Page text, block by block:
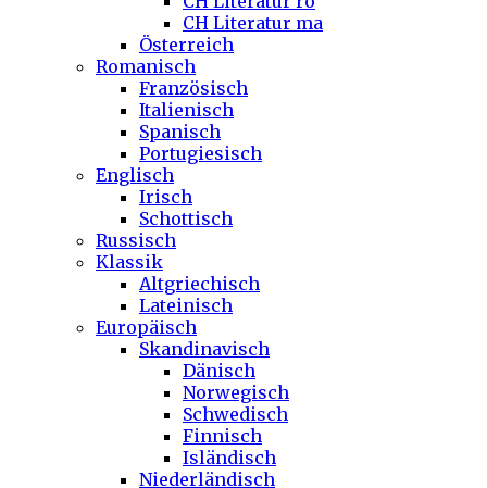
CH Literatur ma
Österreich
Romanisch
Französisch
Italienisch
Spanisch
Portugiesisch
Englisch
Irisch
Schottisch
Russisch
Klassik
Altgriechisch
Lateinisch
Europäisch
Skandinavisch
Dänisch
Norwegisch
Schwedisch
Finnisch
Isländisch
Niederländisch